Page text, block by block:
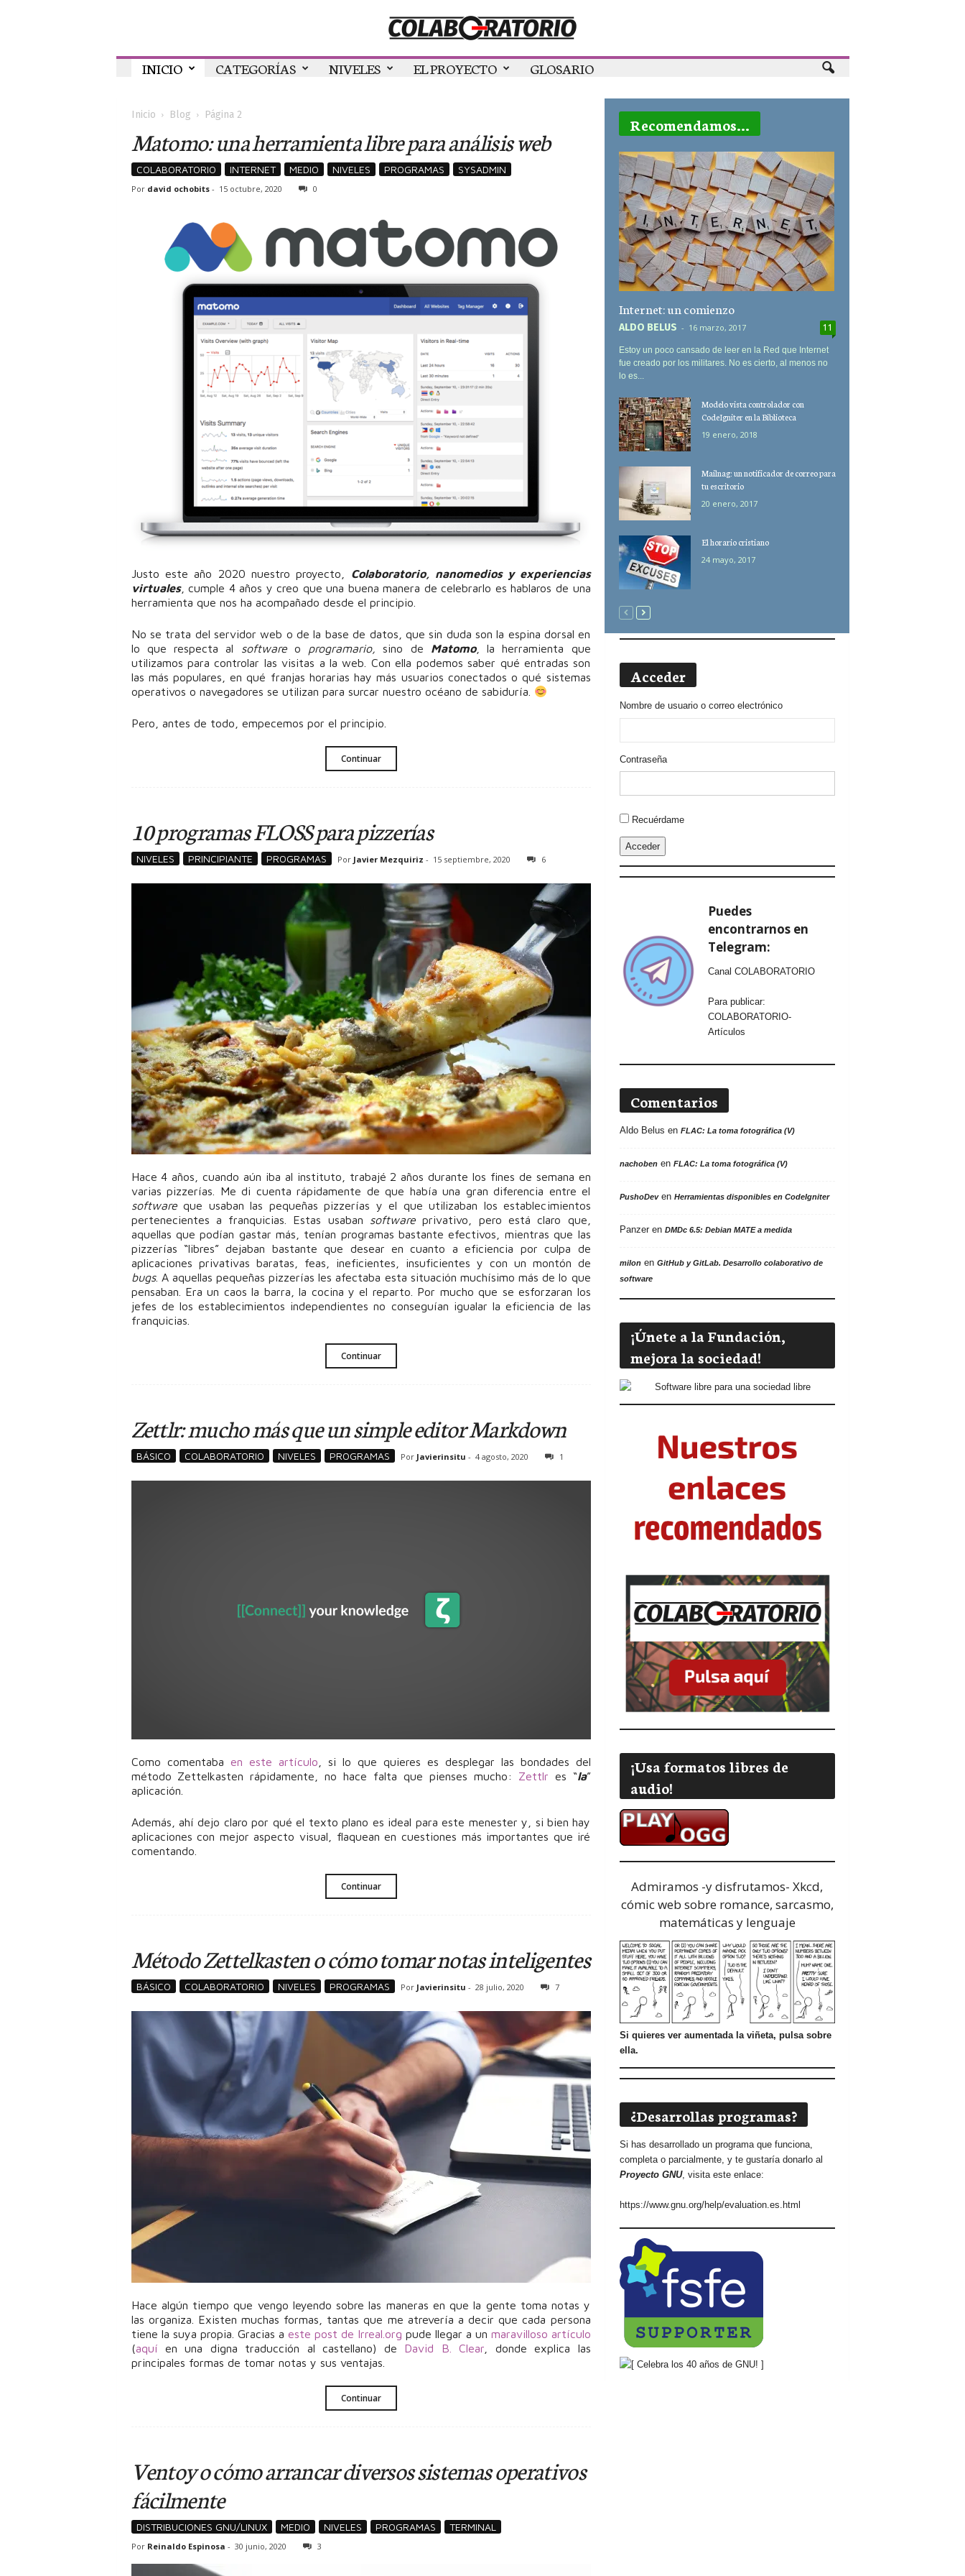
Colaboratorio
INICIO CATEGORÍAS NIVELES EL PROYECTO GLOSARIO
Inicio Blog Página 2
Matomo: una herramienta libre para análisis web
COLABORATORIO INTERNET MEDIO NIVELES PROGRAMAS SYSADMIN
Por david ochobits- 15 octubre, 2020 0
Justo este año 2020 nuestro proyecto, Colaboratorio, nanomedios y experiencias
virtuales, cumple 4 años y creo que una buena manera de celebrarlo es hablaros de una
herramienta que nos ha acompañado desde el principio.
No se trata del servidor web o de la base de datos, que sin duda son la espina dorsal en
lo que respecta al softwareo programario, sino de Matomo, la herramienta que
utilizamos para controlar las visitas a la web. Con ella podemos saber qué entradas son
las más populares, en qué franjas horarias hay más usuarios conectados o qué sistemas
operativos o navegadores se utilizan para surcar nuestro océano de sabiduría.
Pero, antes de todo, empecemos por el principio.
Continuar
10 programas FLOSS para pizzerías
NIVELES PRINCIPIANTE PROGRAMAS Por Javier Mezquiriz - 15 septiembre, 2020 6
Hace 4 años, cuando aún iba al instituto, trabajé 2 años durante los fines de semana en
varias pizzerías. Me di cuenta rápidamente de que había una gran diferencia entre el
softwareque usaban las pequeñas pizzerías y el que utilizaban los establecimientos
pertenecientes a franquicias. Estas usaban software privativo, pero está claro que,
aquellas que podían gastar más, tenían programas bastante efectivos, mientras que las
pizzerías “libres” dejaban bastante que desear en cuanto a eficiencia por culpa de
aplicaciones privativas baratas, feas, ineficientes, insuficientes y con un montón de
bugs. A aquellas pequeñas pizzerías les afectaba esta situación muchísimo más de lo que
pensaban. Era un caos la barra, la cocina y el reparto. Por mucho que se esforzaran los
jefes de los establecimientos independientes no conseguían igualar la eficiencia de las
franquicias.
Continuar
Zettlr: mucho más que un simple editor Markdown
BÁSICO COLABORATORIO NIVELES PROGRAMAS Por Javierinsitu - 4 agosto, 2020 1
Como comentaba en este artículo , si lo que quieres es desplegar las bondades del
método Zettelkasten rápidamente, no hace falta que pienses mucho: Zettlr es “la”
aplicación.
Además, ahí dejo claro por qué el texto plano es ideal para este menester y, si bien hay
aplicaciones con mejor aspecto visual, flaquean en cuestiones más importantes que iré
comentando.
Continuar
Método Zettelkasten o cómo tomar notas inteligentes
BÁSICO COLABORATORIO NIVELES PROGRAMAS Por Javierinsitu - 28 julio, 2020 7
Hace algún tiempo que vengo leyendo sobre las maneras en que la gente toma notas y
las organiza. Existen muchas formas, tantas que me atrevería a decir que cada persona
tiene la suya propia. Gracias a este post de Irreal.org pude llegar a un maravilloso artículo
(aquí en una digna traducción al castellano) de David B. Clear , donde explica las
principales formas de tomar notas y sus ventajas.
Continuar
Ventoy o cómo arrancar diversos sistemas operativos
fácilmente
DISTRIBUCIONES GNU/LINUX MEDIO NIVELES PROGRAMAS TERMINAL
Por Reinaldo Espinosa - 30 junio, 2020 3
Recomendamos...
Internet: un comienzo
ALDO BELUS - 16 marzo, 2017 11
Estoy un poco cansado de leer en la Red que Internet
fue creado por los militares. No es cierto, al menos no
lo es...
Modelo vista controlador con
CodeIgniter en la Biblioteca
19 enero, 2018
Mailnag: un notificador de correo para
tu escritorio
20 enero, 2017
El horario cristiano
24 mayo, 2017
Acceder
Nombre de usuario o correo electrónico
Contraseña
Alternative:
Recuérdame
Acceder
Puedes
encontrarnos en
Telegram:
Canal COLABORATORIO
Para publicar:
COLABORATORIO-
Artículos
Comentarios
Aldo Belus en FLAC: La toma fotográfica (V)
nachobenen FLAC: La toma fotográfica (V)
PushoDeven Herramientas disponibles en CodeIgniter
Panzeren DMDc 6.5: Debian MATE a medida
milonen GitHub y GitLab. Desarrollo colaborativo de
software
¡Únete a la Fundación,
mejora la sociedad!
¡Usa formatos libres de
audio!
Admiramos -y disfrutamos- Xkcd,
cómic web sobre romance, sarcasmo,
matemáticas y lenguaje
Si quieres ver aumentada la viñeta, pulsa sobre
ella.
¿Desarrollas programas?
Si has desarrollado un programa que funciona,
completa o parcialmente, y te gustaría donarlo al
Proyecto GNU, visita este enlace:
https://www.gnu.org/help/evaluation.es.html